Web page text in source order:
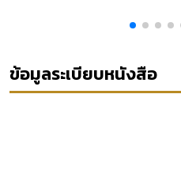
ง
รัฐธรรมนูญ
ว่าด้วยการ
สมาชิกสภา
ผู้แทน
ราษฎร และ
ข้อมูลระเบียบหนังสือ